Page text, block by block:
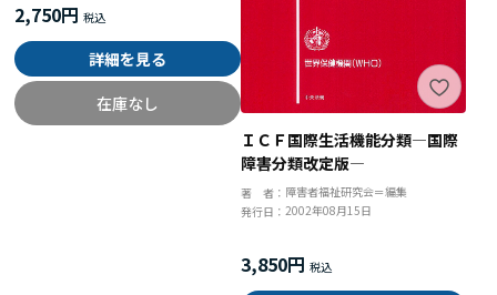
2,750円
詳細を見る
在庫なし
ＩＣＦ国際生活機能分類―国際
障害分類改定版―
著 者： 障害者福祉研究会＝編集
発行日： 2002年08月15日
3,850円